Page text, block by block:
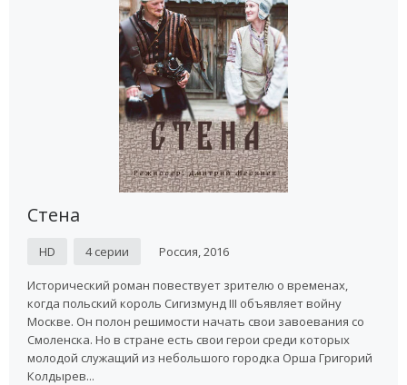
Стена
HD 4 серии Россия, 2016
Исторический роман повествует зрителю о временах,
когда польский король Сигизмунд III объявляет войну
Москве. Он полон решимости начать свои завоевания со
Смоленска. Но в стране есть свои герои среди которых
молодой служащий из небольшого городка Орша Григорий
Колдырев...